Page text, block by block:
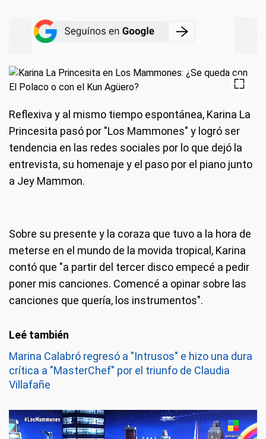
Reflexiva y al mismo tiempo espontánea, Karina La
Princesita pasó por "Los Mammones" y logró ser
tendencia en las redes sociales por lo que dejó la
entrevista, su homenaje y el paso por el piano junto
a Jey Mammon.
Sobre su presente y la coraza que tuvo a la hora de
meterse en el mundo de la movida tropical, Karina
contó que "a partir del tercer disco empecé a pedir
poner mis canciones. Comencé a opinar sobre las
canciones que quería, los instrumentos".
Marina Calabró regresó a "Intrusos" e hizo una dura
crítica a "MasterChef" por el triunfo de Claudia
Villafañe